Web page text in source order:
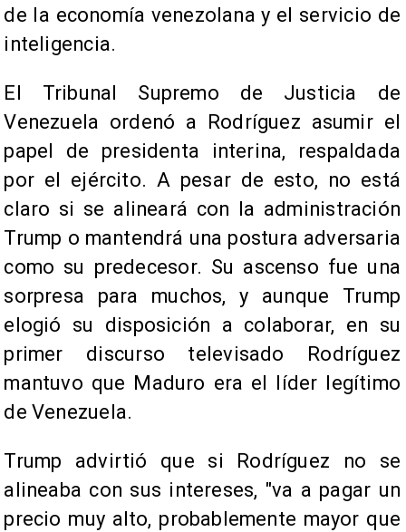
de la economía venezolana y el servicio de
inteligencia.
El Tribunal Supremo de Justicia de
Venezuela ordenó a Rodríguez asumir el
papel de presidenta interina, respaldada
por el ejército. A pesar de esto, no está
claro si se alineará con la administración
Trump o mantendrá una postura adversaria
como su predecesor. Su ascenso fue una
sorpresa para muchos, y aunque Trump
elogió su disposición a colaborar, en su
primer discurso televisado Rodríguez
mantuvo que Maduro era el líder legítimo
de Venezuela.
Trump advirtió que si Rodríguez no se
alineaba con sus intereses, "va a pagar un
precio muy alto, probablemente mayor que